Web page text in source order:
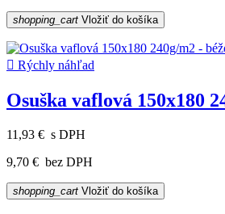
shopping_cart Vložiť do košíka
 Rýchly náhľad
Osuška vaflová 150x180
11,93 € s DPH
9,70 € bez DPH
shopping_cart Vložiť do košíka